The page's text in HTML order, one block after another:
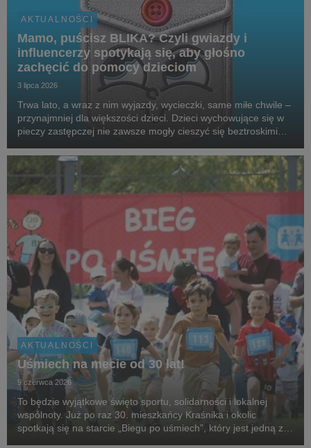
AKTUALNOŚCI
Mamo, puścisz BLIKA? Czyli gwiazdy i
influencerzy spotykają się, aby głośno
zachęcić do pomocy dzieciom
3 lipca 2026
Trwa lato, a wraz z nim wyjazdy, wycieczki, same miłe chwile –
przynajmniej dla większości dzieci. Dzieci wychowujące się w
pieczy zastępczej nie zawsze mogły cieszyć się beztroskimi
SOS Wiosek Dziecięcych, gwiazdy,...
AKTUALNOŚCI
Uśmiech na mecie od 30 lat!
9 czerwca 2026
To będzie wyjątkowe święto sportu, solidarności i lokalnej
wspólnoty. Już po raz 30. mieszkańcy Kraśnika i okolic
spotkają się na starcie „Biegu po uśmiech”, który jest jedną z